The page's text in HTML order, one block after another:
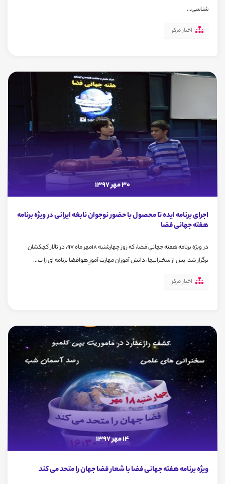
شناسی...
اخبار مرکز
30 مهر 1397
اجرای برنامه ایده تا محصول با حضور نوجوان نابغه ایرانی در ویژه برنامه
هفته جهانی فضا
در ویژه برنامه هفته جهانی فضا، که روز چهارشنبه 18مهر ماه 97، در تالار کهکشان
برگزار شد، پس از سخنرانیها، دانش آموزان مهارت آموزِ هوافضا برنامه ای را ب...
اخبار مرکز
14 مهر 1397
ویژه برنامه هفته جهانی فضا با شعار فضا جهان را متحد می کند